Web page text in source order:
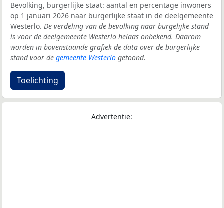
Bevolking, burgerlijke staat: aantal en percentage inwoners
op 1 januari 2026 naar burgerlijke staat in de deelgemeente
Westerlo. De verdeling van de bevolking naar burgelijke stand
is voor de deelgemeente Westerlo helaas onbekend. Daarom
worden in bovenstaande grafiek de data over de burgerlijke
stand voor de gemeente Westerlo getoond.
Toelichting
Advertentie: